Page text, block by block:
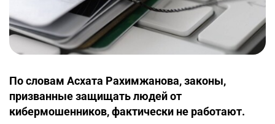
По словам Асхата Рахимжанова, законы,
призванные защищать людей от
кибермошенников, фактически не работают.